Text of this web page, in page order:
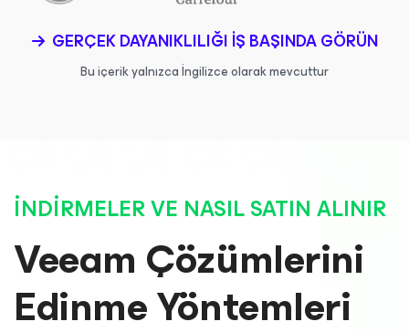
GERÇEK DAYANIKLILIĞI IŞ BAŞINDA GÖRÜN
Bu içerik yalnızca İngilizce olarak mevcuttur
İNDIRMELER VE NASIL SATIN ALINIR
Veeam Çözümlerini
Edinme Yöntemleri